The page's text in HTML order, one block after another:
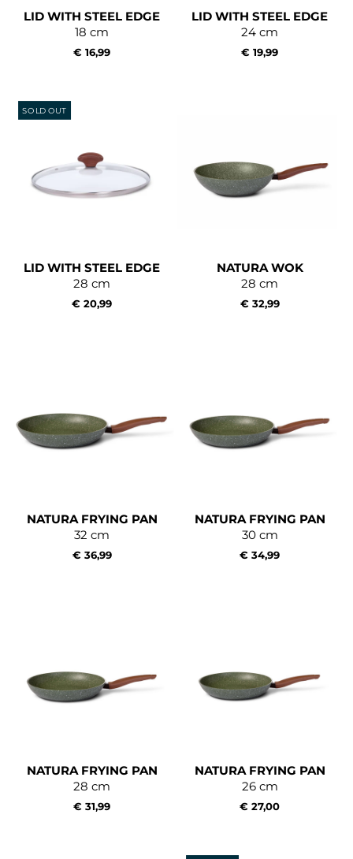
LID WITH STEEL EDGE
18 cm
€ 16,99
LID WITH STEEL EDGE
24 cm
€ 19,99
SOLD OUT
LID WITH STEEL EDGE
28 cm
€ 20,99
NATURA WOK
28 cm
€ 32,99
NATURA FRYING PAN
32 cm
€ 36,99
NATURA FRYING PAN
30 cm
€ 34,99
NATURA FRYING PAN
28 cm
€ 31,99
NATURA FRYING PAN
26 cm
€ 27,00